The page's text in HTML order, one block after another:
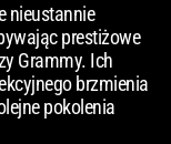
nieustannie
prestiżowe
Grammy. Ich
brzmienia
pokolenia